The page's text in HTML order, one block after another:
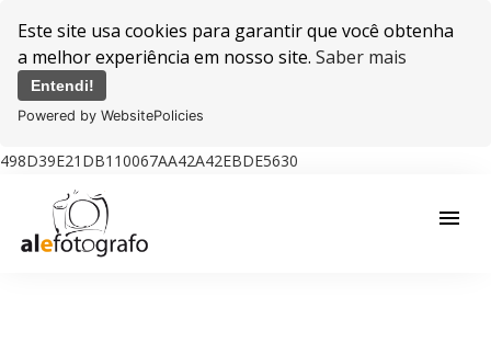
Este site usa cookies para garantir que você obtenha
a melhor experiência em nosso site. Saber mais
Entendi!
Powered by WebsitePolicies
498D39E21DB110067AA42A42EBDE5630
menu